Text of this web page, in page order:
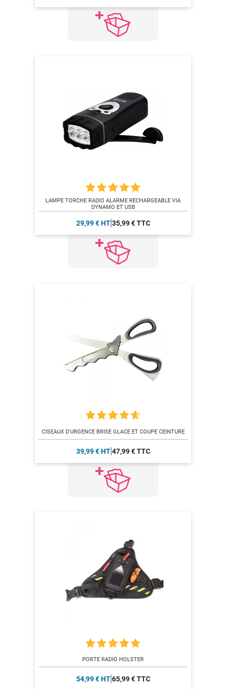
LAMPE TORCHE RADIO ALARME RECHARGEABLE VIA
DYNAMO ET USB
29,99 € HT 35,99 € TTC
CISEAUX D'URGENCE BRISE GLACE ET COUPE CEINTURE
39,99 € HT 47,99 € TTC
PORTE RADIO HOLSTER
54,99 € HT 65,99 € TTC